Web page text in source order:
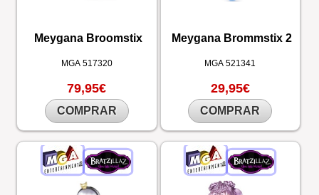
Meygana Broomstix
MGA 517320
79,95€
COMPRAR
Meygana Brommstix 2
MGA521341
29,95€
COMPRAR